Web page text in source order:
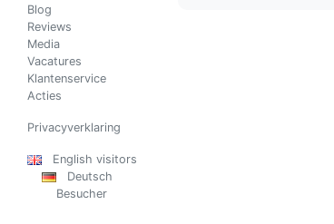
Blog
Reviews
Media
Vacatures
Klantenservice
Acties
Privacyverklaring
English visitors
Deutsch
Besucher